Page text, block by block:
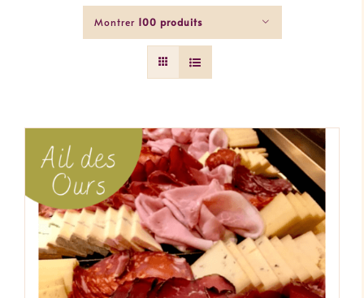
Montrer 100 produits
AJOUTER AU PANIER
/
DÉTAILS